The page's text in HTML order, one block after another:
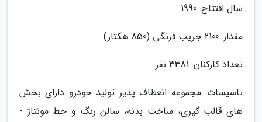
سال افتتاح: 1990
مقدار: 2100 جریب فرنگی (850 هکتار)
تعداد کارکنان: 3381 نفر
تاسیسات: مجموعه انعطاف پذیر تولید خودرو دارای بخش
های قالب گیری، ساخت بدنه، سالن رنگ و خط مونتاژ -